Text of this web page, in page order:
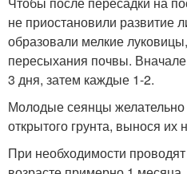
не приостановили развитие
образовали мелкие
пересыхания почвы.
3 дня, затем каждые 1-2.
Молодые сеянцы желательно
открытого грунта, вынося их
При необходимости